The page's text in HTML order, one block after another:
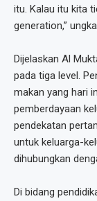
itu. Kalau itu kita
generation,”
Dijelaskan Al
pada tiga level.
makan yang hari
pemberdayaan
pendekatan
untuk keluarga-
dihubungkan
Di bidang